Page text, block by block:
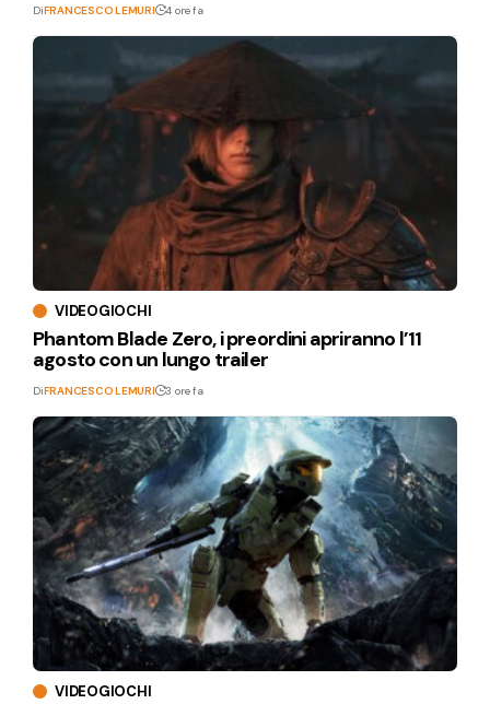
DiFRANCESCO LEMURI 4 ore fa
VIDEOGIOCHI
Phantom Blade Zero, i preordini apriranno l’11
agosto con un lungo trailer
DiFRANCESCO LEMURI 3 ore fa
VIDEOGIOCHI